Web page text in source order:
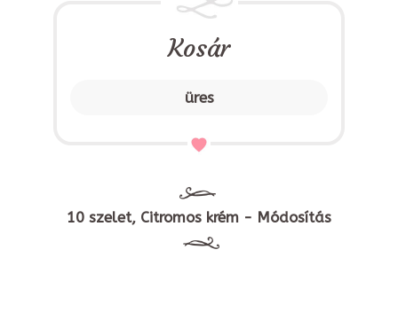
Kosár
üres
10 szelet, Citromos krém - Módosítás